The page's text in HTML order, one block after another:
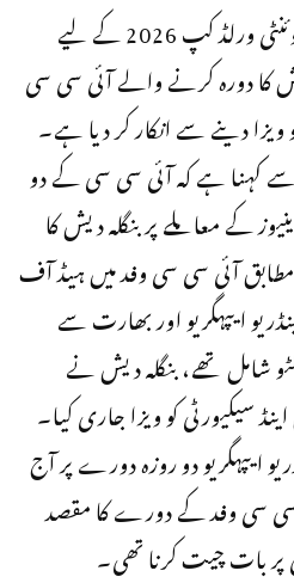
بنگلہ دیش کی جانب سے ٹی ٹوئنٹی ورلڈ کپ 2026 کے لیے
کا دورہ کرنے والے آئی سی سی
ویزا دینے سے انکار کر دیا ہے۔
کہنا ہے کہ آئی سی سی کے دو
کے معاملے پر بنگلہ دیش کا
آئی سی سی وفد میں ہیڈ آف
ایپہگریو اور بھارت سے
شامل تھے، بنگلہ دیش نے
سیکیورٹی کو ویزا جاری کیا۔
ایپہگریو دو روزہ دورے پر آج
سی وفد کے دورے کا مقصد
پر بات چیت کرنا تھی۔